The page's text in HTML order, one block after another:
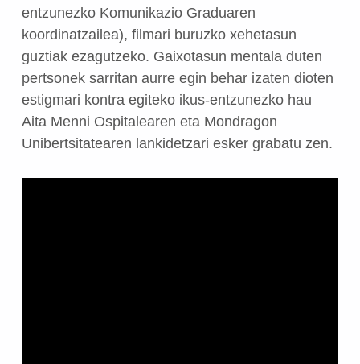
entzunezko Komunikazio Graduaren
koordinatzailea), filmari buruzko xehetasun
guztiak ezagutzeko. Gaixotasun mentala duten
pertsonek sarritan aurre egin behar izaten dioten
estigmari kontra egiteko ikus-entzunezko hau
Aita Menni Ospitalearen eta Mondragon
Unibertsitatearen lankidetzari esker grabatu zen.